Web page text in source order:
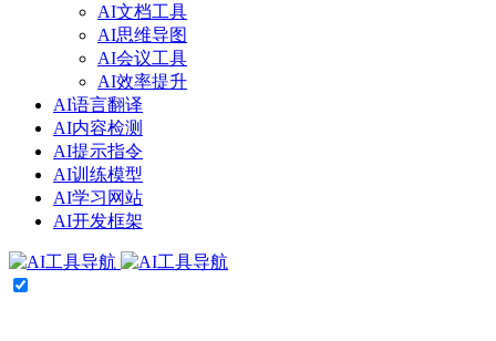
AI文档工具
AI思维导图
AI会议工具
AI效率提升
AI语言翻译
AI内容检测
AI提示指令
AI训练模型
AI学习网站
AI开发框架